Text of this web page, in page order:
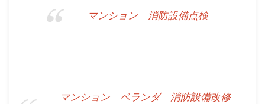
マンション 消防設備点検
マンション ベランダ 消防設備改修